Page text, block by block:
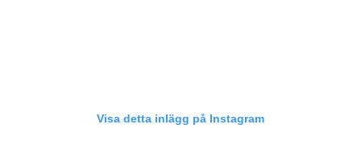
Visa detta inlägg på Instagram